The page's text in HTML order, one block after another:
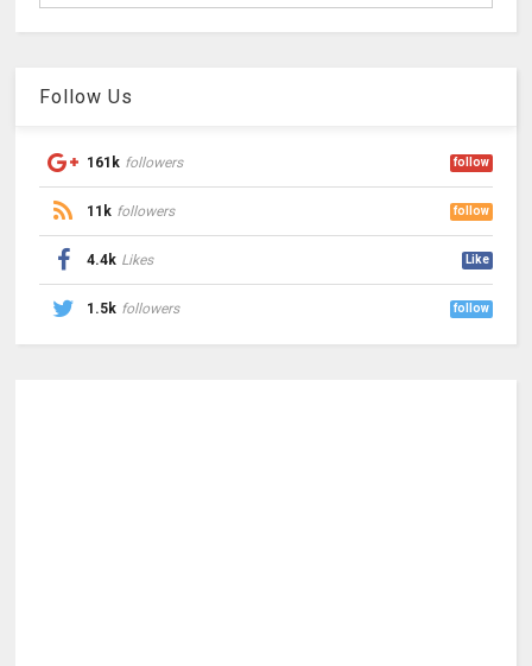
Follow Us
161k followers follow
11k followers follow
4.4k Likes Like
1.5k followers follow